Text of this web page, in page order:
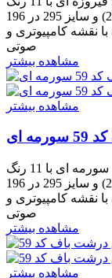
به ابعاد 1052 رج در 700 گره (رجشمار 25) و سایز 295 در 196
نقشه کامپیوتری و
صوتی
مشاهده بیشتر
مشاهده بیشتر
ای
نخ و نقشه فرش درشت باف (گبه) طرح کد 59 سورمه ای با 11 رنگ
به ابعاد 1052 رج در 700 گره (رجشمار 25) و سایز 295 در 196
نقشه کامپیوتری و
صوتی
مشاهده بیشتر
مشاهده بیشتر